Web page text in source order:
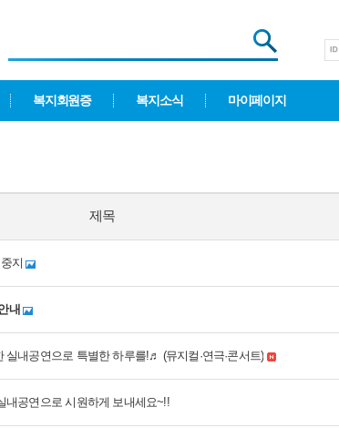
복지회원증 복지소식 마이페이지
제목
지
내
실내공연으로 특별한 하루를!♬ (뮤지컬·연극·콘서트)
내공연으로 시원하게 보내세요~!!